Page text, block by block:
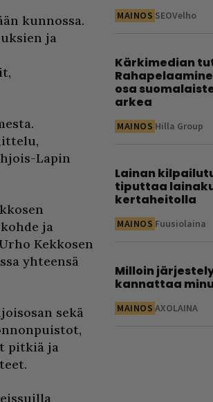
kunnossa.
ja
Lapin
ja
Kekkosen
yhteensä
sekä
pitkiä ja
MAINOS SEOVelho
Kärkimedian
osa
arkea
MAINOS Hilla Group
Lainan
tiputtaa
kertaheitolla
MAINOS Fuusiolaina
Milloin
kannattaa
MAINOS AXOLAINA